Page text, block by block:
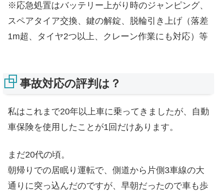
※応急処置はバッテリー上がり時のジャンピング、
スペアタイア交換、鍵の解錠、脱輪引き上げ（落差
1m超、タイヤ2つ以上、クレーン作業にも対応）等
事故対応の評判は？
私はこれまで20年以上車に乗ってきましたが、自動
車保険を使用したことが1回だけあります。
まだ20代の頃。
朝帰りでの居眠り運転で、側道から片側3車線の大
通りに突っ込んだのですが、早朝だったので車も歩